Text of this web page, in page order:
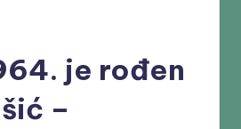
je rođen
–